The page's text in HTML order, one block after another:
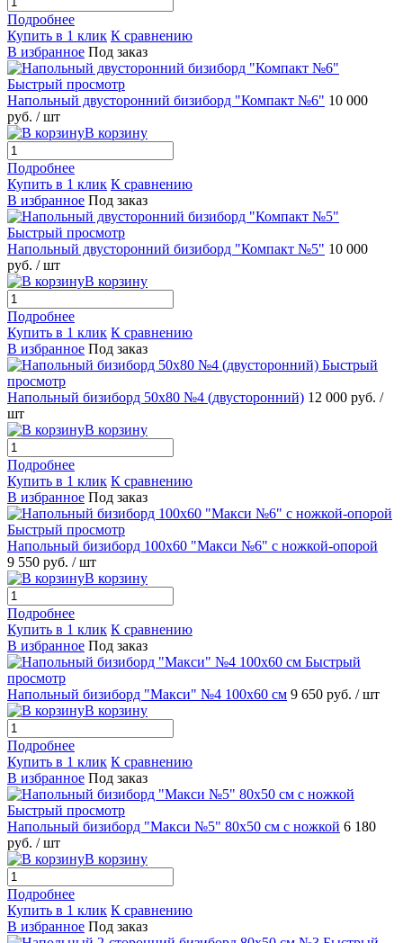
Подробнее
Купить в 1 клик К сравнению
В избранное Под заказ
Быстрый просмотр
Напольный двусторонний бизиборд "Компакт №6" 10 000
руб. / шт
В корзину
Подробнее
Купить в 1 клик К сравнению
В избранное Под заказ
Быстрый просмотр
Напольный двусторонний бизиборд "Компакт №5" 10 000
руб. / шт
В корзину
Подробнее
Купить в 1 клик К сравнению
В избранное Под заказ
Быстрый
просмотр
Напольный бизиборд 50х80 №4 (двусторонний) 12 000 руб. /
шт
В корзину
Подробнее
Купить в 1 клик К сравнению
В избранное Под заказ
Быстрый просмотр
Напольный бизиборд 100х60 "Макси №6" с ножкой-опорой
9 550 руб. / шт
В корзину
Подробнее
Купить в 1 клик К сравнению
В избранное Под заказ
Быстрый
просмотр
Напольный бизиборд "Макси" №4 100х60 см 9 650 руб. / шт
В корзину
Подробнее
Купить в 1 клик К сравнению
В избранное Под заказ
Быстрый просмотр
Напольный бизиборд "Макси №5" 80х50 см с ножкой 6 180
руб. / шт
В корзину
Подробнее
Купить в 1 клик К сравнению
В избранное Под заказ